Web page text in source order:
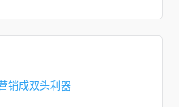
销成双头利器